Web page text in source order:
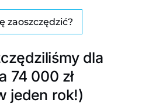
zaoszczędzić?
dla
74 000 zł
jeden rok!)